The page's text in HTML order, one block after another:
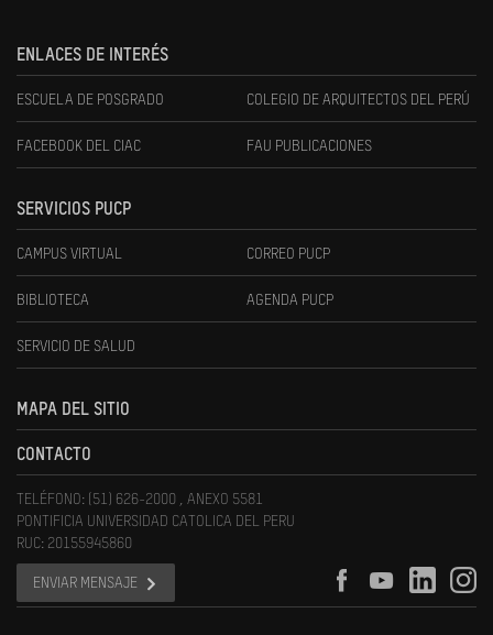
ENLACES DE INTERÉS
ESCUELA DE POSGRADO COLEGIO DE ARQUITECTOS DEL PERÚ
FACEBOOK DEL CIAC FAU PUBLICACIONES
SERVICIOS PUCP
CAMPUS VIRTUAL CORREO PUCP
BIBLIOTECA AGENDA PUCP
SERVICIO DE SALUD
MAPA DEL SITIO
CONTACTO
TELÉFONO: (51) 626-2000 , ANEXO 5581
PONTIFICIA UNIVERSIDAD CATOLICA DEL PERU
RUC: 20155945860
ENVIAR MENSAJE